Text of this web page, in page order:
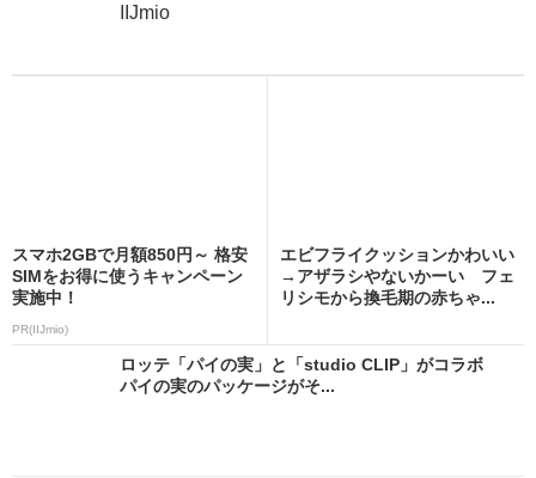
IIJmio
スマホ2GBで月額850円～ 格安
SIMをお得に使うキャンペーン
実施中！
PR(IIJmio)
エビフライクッションかわいい
→アザラシやないかーい フェ
リシモから換毛期の赤ちゃ...
ロッテ「パイの実」と「studio CLIP」がコラボ
パイの実のパッケージがそ...